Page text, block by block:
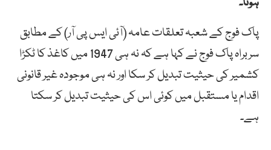
پاک فوج کے شعبہ تعلقات عامہ (آئی ایس پی آر) کے مطابق
سربراہ پاک فوج نے کہا ہے کہ نہ ہی 1947 میں کاغذ کا ٹکڑا
کشمیر کی حیثیت تبدیل کر سکا اور نہ ہی موجودہ غیر قانونی
اقدام یا مستقبل میں کوئی اس کی حیثیت تبدیل کر سکتا
ہے۔